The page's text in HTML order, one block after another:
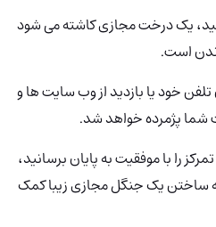
یک درخت مجازی کاشته می شود
است.
خود یا بازدید از وب سایت ها و
پژمرده خواهد شد.
را با موفقیت به پایان برسانید،
ساختن یک جنگل مجازی زیبا کمک